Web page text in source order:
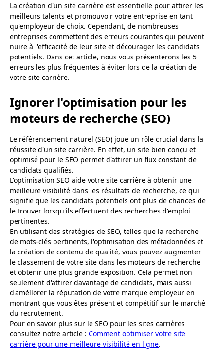
(SEO)
Ne pas mettre en valeur votre culture d'entreprise
Ne pas fournir suffisamment d'informations sur les
postes vacants
Négliger l'expérience utilisateur sur les appareils
mobiles
À retenir
La création d'un site carrière est essentielle pour attirer les
meilleurs talents et promouvoir votre entreprise en tant
qu'employeur de choix. Cependant, de nombreuses
entreprises commettent des erreurs courantes qui peuvent
nuire à l'efficacité de leur site et décourager les candidats
potentiels. Dans cet article, nous vous présenterons les 5
erreurs les plus fréquentes à éviter lors de la création de
votre site carrière.
Ignorer l'optimisation pour les
moteurs de recherche (SEO)
Le référencement naturel (SEO) joue un rôle crucial dans la
réussite d'un site carrière. En effet, un site bien conçu et
optimisé pour le SEO permet d'attirer un flux constant de
candidats qualifiés.
L'optimisation SEO aide votre site carrière à obtenir une
meilleure visibilité dans les résultats de recherche, ce qui
signifie que les candidats potentiels ont plus de chances de
le trouver lorsqu'ils effectuent des recherches d'emploi
pertinentes.
En utilisant des stratégies de SEO, telles que la recherche
de mots-clés pertinents, l'optimisation des métadonnées et
la création de contenu de qualité, vous pouvez augmenter
le classement de votre site dans les moteurs de recherche
et obtenir une plus grande exposition. Cela permet non
seulement d'attirer davantage de candidats, mais aussi
d'améliorer la réputation de votre marque employeur en
montrant que vous êtes présent et compétitif sur le marché
du recrutement.
Pour en savoir plus sur le SEO pour les sites carrières
consultez notre article : Comment optimiser votre site
carrière pour une meilleure visibilité en ligne.